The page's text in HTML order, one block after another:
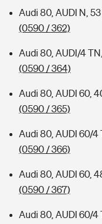
Audi 80, AUDI N,
(0590 / 362)
Audi 80, AUDI/4
(0590 / 364)
Audi 80, AUDI 60,
(0590 / 365)
Audi 80, AUDI 60/4
(0590 / 366)
Audi 80, AUDI 60,
(0590 / 367)
Audi 80, AUDI 60/4